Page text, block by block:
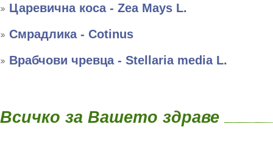
Царевична коса - Zea Mays L.
Смрадлика - Cotinus
Врабчови чревца - Stellaria media L.
Всичко за Вашето здраве